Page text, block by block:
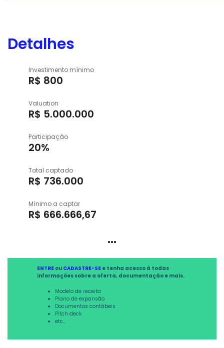
Detalhes
Investimento mínimo
R$ 800
Valuation
R$ 5.000.000
Participação
20%
Total captado
R$ 736.000
Mínimo a captar
R$ 666.666,67
...
ENTREou CADASTRE-SEe tenha acesso à todas
informações sobre a oferta, documentação e mais.
Modelo de receita
Plano de expansão
Documentos contábeis
Pitch deck
etc...